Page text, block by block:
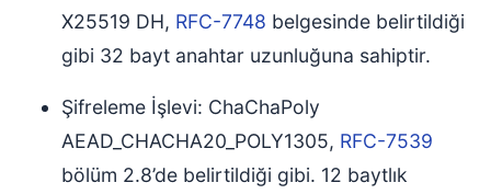
X25519 DH, RFC-7748 belgesinde belirtildiği
gibi 32 bayt anahtar uzunluğuna sahiptir.
Şifreleme İşlevi: ChaChaPoly
AEAD_CHACHA20_POLY1305, RFC-7539
bölüm 2.8’de belirtildiği gibi. 12 baytlık